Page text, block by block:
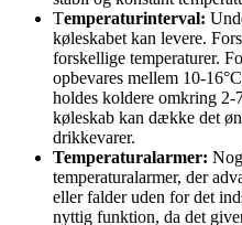
Temperaturinterval:
køleskabet kan levere.
forskellige temperaturer.
opbevares mellem 10-
holdes koldere omkring 2-
køleskab kan dække det
drikkevarer.
Temperaturalarmer:
temperaturalarmer, der
eller falder uden for det
nyttig funktion, da det